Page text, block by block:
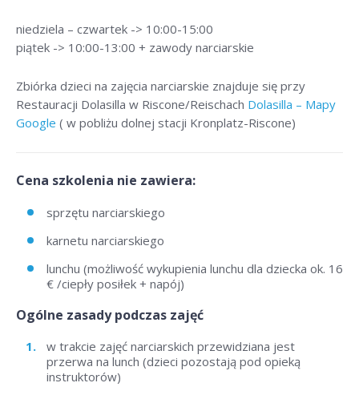
niedziela – czwartek -> 10:00-15:00
piątek -> 10:00-13:00 + zawody narciarskie
Zbiórka dzieci na zajęcia narciarskie znajduje się przy
Restauracji Dolasilla w Riscone/Reischach Dolasilla – Mapy
Google ( w pobliżu dolnej stacji Kronplatz-Riscone)
Cena szkolenia nie zawiera:
sprzętu narciarskiego
karnetu narciarskiego
lunchu (możliwość wykupienia lunchu dla dziecka ok. 16
€ /ciepły posiłek + napój)
Ogólne zasady podczas zajęć
w trakcie zajęć narciarskich przewidziana jest
przerwa na lunch (dzieci pozostają pod opieką
instruktorów)